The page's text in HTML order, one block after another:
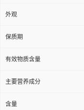
外观
保质期
有效物质含量
主要营养成分
含量